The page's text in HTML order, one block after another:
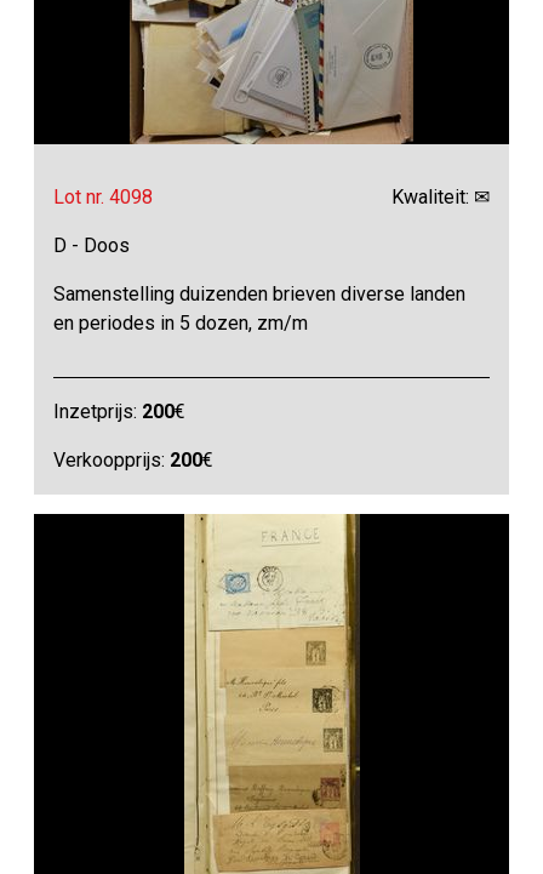
Lot nr. 4098 Kwaliteit: ✉
D - Doos
Samenstelling duizenden brieven diverse landen
en periodes in 5 dozen, zm/m
Inzetprijs: 200€
Verkoopprijs: 200€